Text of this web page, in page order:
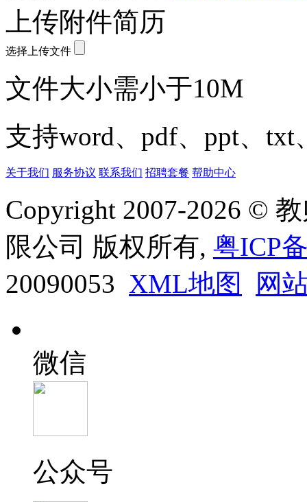
上传附件简历
选择上传文件
文件大小需小于10M
支持word、pdf、ppt、txt
关于我们 服务协议 联系我们 招聘套餐 帮助中心
Copyright 2007-2026 ©
限公司 版权所有, 粤ICP
20090053 XML地图 网
微信
公众号